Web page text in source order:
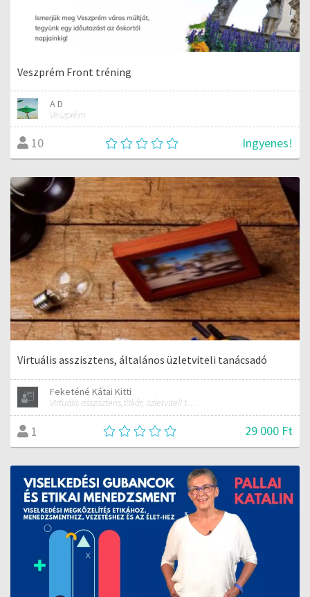
Veszprém Front tréning
A D
Veszprém
10 Ingyenes!
Virtuális asszisztens, általános üzletviteli tanácsadó
Feketéné Kátai Kitti
Virtuális asszisztens,titkár, üzletviteli tanácsadó
1 29 000 Ft